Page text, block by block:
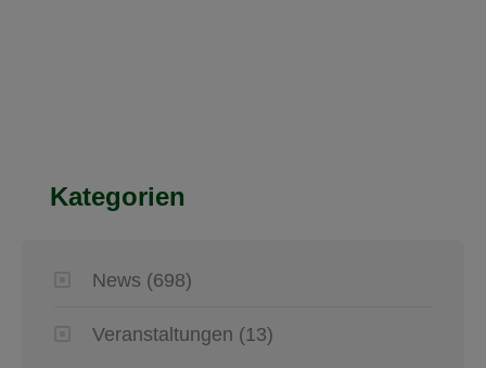
Kategorien
News (698)
Veranstaltungen (13)